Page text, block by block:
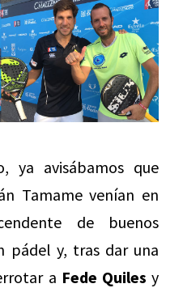
ya avisábamos que
Tamame venían en
de buenos
pádel y, tras dar una
a Fede Quiles y